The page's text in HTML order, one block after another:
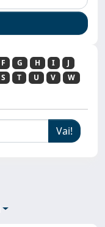
F G H I
J
S T U V
W